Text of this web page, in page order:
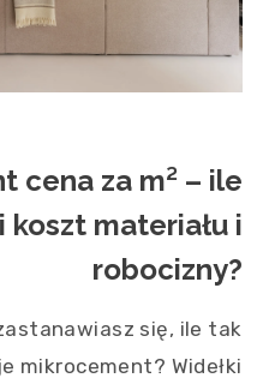
cena za m² – ile
koszt materiału i
robocizny?
się, ile tak
mikrocement? Widełki